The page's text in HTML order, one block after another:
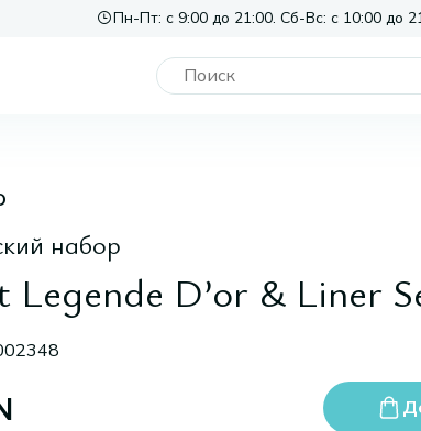
Пн-Пт: с 9:00 до 21:00. Сб-Вс: с 10:00 до
набор
Legende D’or & Liner